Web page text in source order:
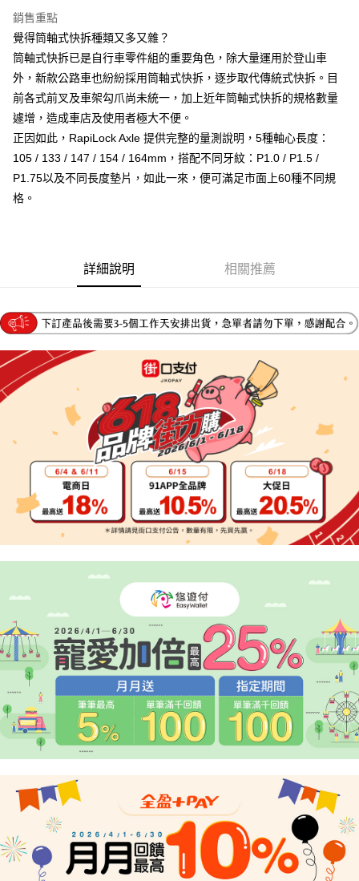
台灣樂天信用卡公司
玉山商業銀行
台灣樂天信用卡公司
大哥付你分期
相關說明
【大哥付你分期使用說明】
1.本服務由台灣大哥大提供，台灣大哥大用戶可立即使用無須另外申請。
2.付款方式選擇「大哥付你分期」，訂單成立後會自動跳轉到大哥付的交易
流程，驗證手機門號後，選擇欲分期的期數、繳款截止日，確認付款後即完
成交易。
4.訂單成立30分鐘內，如未前往確認交易或遇審核未通過，訂單將自動取
消。如遇「轉專審核」未通過狀況，表示未達大哥付你分期系統評分，恕無
2.透過簡訊連結打開帳單後，可選擇「超商條碼／台灣大直營門市／銀行轉
帳／街口支付／iPASS MONEY」等通路繳費。
【注意事項】
1.本服務係由「台灣大哥大股份有限公司」（以下簡稱本公司）所提供，讓
買賣價金債權讓與本公司後，依約使用本公司帳單繳交帳款。
2.基於同意付款使用「大哥付你分期」之契約關係目的，商店將以您的個人
資料（包含姓名、電話或地址）提供予台灣大哥大進項蒐集、處理及利用，
由本公司與您本人進行分期帳單所需資料之確認、核對及更正。
3.完整用戶服務條款，請詳閱以下連結：https://oppay.tw/userRule
【關於「AFTEE先享後付」】
AFTEE先享後付是「在收到商品之後才付款」的支付方式。 讓您購物簡單
便利好安心！
２．便利：只要手機號碼，簡訊認證，即可結帳。
１．於結帳方式選擇「AFTEE先享後付」後，將跳轉至「AFTEE先享後付」
結帳頁面，進行簡訊認證並確認金額後，即可完成結帳。
２．訂單成立數日內，您將收到繳費通知簡訊。
ATM／網路銀行／等多元方式進行付款，方視為交易完成。
※ 請注意：結帳手續完成當下不需立刻繳費，但若您需要取消訂單，請聯絡
購買商品的店家。未經商家同意取消之訂單仍視為有效，需透過AFTEE先享
後付繳納相關費用。
※ 交易是否成功請以「AFTEE先享後付 」之結帳頁面顯示為準，若有關於
是否繳費成功／繳費後需取消欲退款等相關疑問，請聯繫「AFTEE先享後付
客戶支援中心」
https://netprotections.freshdesk.com/support/home
【注意事項】
１．透過由恩沛科技股份有限公司提供之「AFTEE先享後付」服務完成之交
易，需依本服務之必要範圍內提供個人資料，並將交易相關給付款項請求債
權轉讓予恩沛科技股份有限公司。
２．關於個人資料處理事宜，請瀏覽以下網址：
https://aftee.tw/terms/#terms3
３．未成年的使用者請事先徵得法定代理人或監護人之同意方可使用
「AFTEE先享後付」，若未經同意申辦者引起之損失，本公司不負相關責
４．使用「AFTEE先享後付」時，將依據個別帳號之用戶狀況，依本公司即
時審查核予不同之上限額度；若仍有額度不足之情形，本公司將視審查結果
請求用戶進行身份認證。
５．嚴禁一人註冊多個帳號或使用他人資訊註冊。若發現惡意使用之情形，
恩沛科技股份有限公司將有權停止該用戶之使用額度並採取法律行動。
ATM付款
運送方式
銷售重點
覺得筒軸式快拆種類又多又雜？
筒軸式快拆已是自行車零件組的重要角色，除大量運用於登山車
外，新款公路車也紛紛採用筒軸式快拆，逐步取代傳統式快拆。目
前各式前叉及車架勾爪尚未統一，加上近年筒軸式快拆的規格數量
遽增，造成車店及使用者極大不便。
正因如此，RapiLock Axle 提供完整的量測說明，5種軸心長度：
105 / 133 / 147 / 154 / 164mm，搭配不同牙紋：P1.0 / P1.5 /
P1.75以及不同長度墊片，如此一來，便可滿足市面上60種不同規
格。
詳細說明 相關推薦